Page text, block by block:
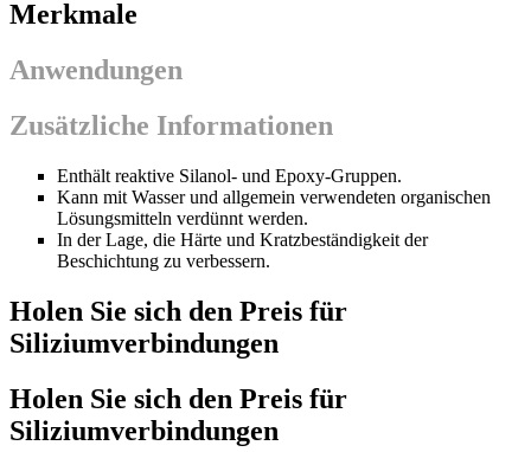
Merkmale
Anwendungen
Zusätzliche Informationen
Enthält reaktive Silanol- und Epoxy-Gruppen.
Kann mit Wasser und allgemein verwendeten organischen
Lösungsmitteln verdünnt werden.
In der Lage, die Härte und Kratzbeständigkeit der
Beschichtung zu verbessern.
Holen Sie sich den Preis für
Siliziumverbindungen
Holen Sie sich den Preis für
Siliziumverbindungen